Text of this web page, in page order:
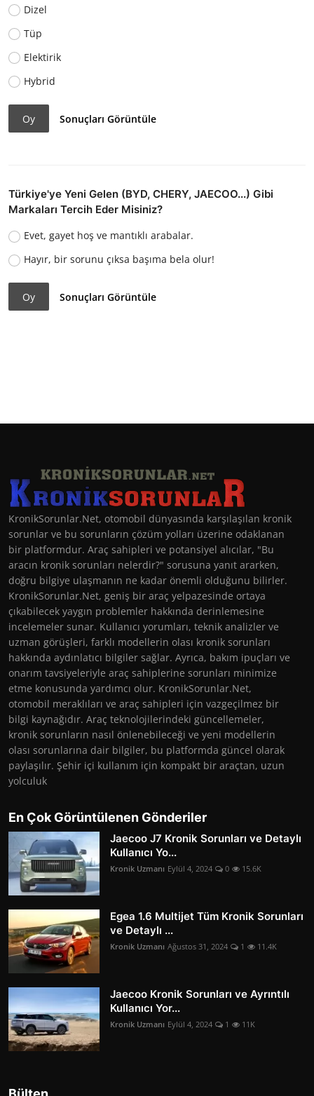
Dizel
Tüp
Elektirik
Hybrid
Oy Sonuçları Görüntüle
Türkiye'ye Yeni Gelen (BYD, CHERY, JAECOO...) Gibi
Markaları Tercih Eder Misiniz?
Evet, gayet hoş ve mantıklı arabalar.
Hayır, bir sorunu çıksa başıma bela olur!
Oy Sonuçları Görüntüle
KronikSorunlar.Net, otomobil dünyasında karşılaşılan kronik
sorunlar ve bu sorunların çözüm yolları üzerine odaklanan
bir platformdur. Araç sahipleri ve potansiyel alıcılar, "Bu
aracın kronik sorunları nelerdir?" sorusuna yanıt ararken,
doğru bilgiye ulaşmanın ne kadar önemli olduğunu bilirler.
KronikSorunlar.Net, geniş bir araç yelpazesinde ortaya
çıkabilecek yaygın problemler hakkında derinlemesine
incelemeler sunar. Kullanıcı yorumları, teknik analizler ve
uzman görüşleri, farklı modellerin olası kronik sorunları
hakkında aydınlatıcı bilgiler sağlar. Ayrıca, bakım ipuçları ve
onarım tavsiyeleriyle araç sahiplerine sorunları minimize
etme konusunda yardımcı olur. KronikSorunlar.Net,
otomobil meraklıları ve araç sahipleri için vazgeçilmez bir
bilgi kaynağıdır. Araç teknolojilerindeki güncellemeler,
kronik sorunların nasıl önlenebileceği ve yeni modellerin
olası sorunlarına dair bilgiler, bu platformda güncel olarak
paylaşılır. Şehir içi kullanım için kompakt bir araçtan, uzun
yolculuk
En Çok Görüntülenen Gönderiler
Jaecoo J7 Kronik Sorunları ve Detaylı
Kullanıcı Yo...
Kronik Uzmanı Eylül 4, 2024 0 15.6K
Egea 1.6 Multijet Tüm Kronik Sorunları
ve Detaylı ...
Kronik Uzmanı Ağustos 31, 2024 1 11.4K
Jaecoo Kronik Sorunları ve Ayrıntılı
Kullanıcı Yor...
Kronik Uzmanı Eylül 4, 2024 1 11K